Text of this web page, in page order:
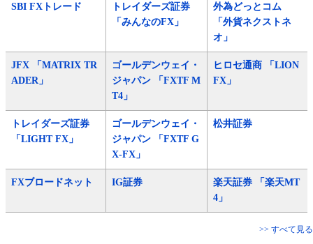
SBI FXトレード
トレイダーズ証券
「みんなのFX」
外為どっとコム
「外貨ネクストネ
オ」
JFX 「MATRIX TR
ADER」
ゴールデンウェイ・
ジャパン 「FXTF M
T4」
ヒロセ通商 「LION
FX」
トレイダーズ証券
「LIGHT FX」
ゴールデンウェイ・
ジャパン 「FXTF G
X-FX」
松井証券
FXブロードネット IG証券
楽天証券 「楽天MT
4」
>> すべて見る